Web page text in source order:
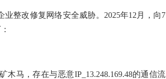
整改修复网络安全威胁。2025年12月，向7
马，存在与恶意IP_13.248.169.48的通信流